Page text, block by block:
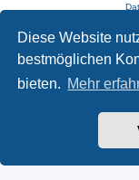
Diese Website
bestmöglichen
bieten. Mehr